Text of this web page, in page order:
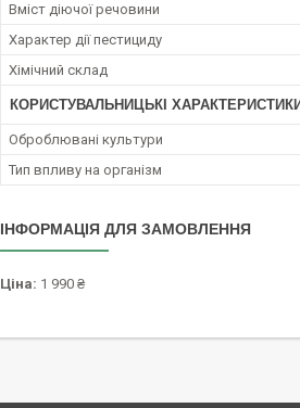
Вміст діючої речовини
Характер дії пестициду
Хімічний склад
КОРИСТУВАЛЬНИЦЬКІ ХАРАКТЕРИСТИКИ
Оброблювані культури
Тип впливу на організм
ІНФОРМАЦІЯ ДЛЯ ЗАМОВЛЕННЯ
Ціна: 1 990 ₴